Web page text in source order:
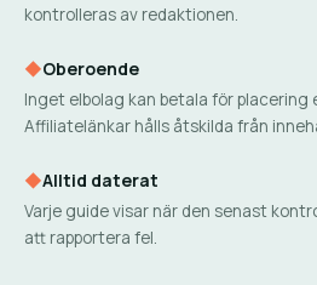
kontrolleras av redaktionen.
◆Oberoende
Inget elbolag kan betala för placering
Affiliatelänkar hålls åtskilda från
◆Alltid daterat
Varje guide visar när den senast
att rapportera fel.